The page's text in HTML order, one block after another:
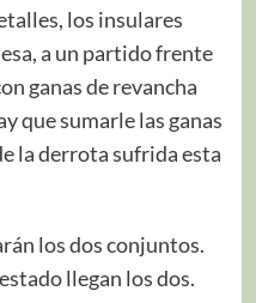
los insulares
a un partido frente
ganas de revancha
que sumarle las ganas
la derrota sufrida esta
los dos conjuntos.
llegan los dos.